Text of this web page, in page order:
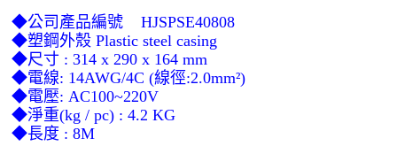
◆公司產品編號 HJSPSE40808
◆塑鋼外殼 Plastic steel casing
◆尺寸 : 314 x 290 x 164 mm
◆電線: 14AWG/4C (線徑:2.0mm²)
◆電壓: AC100~220V
◆淨重(kg / pc) : 4.2 KG
◆長度 : 8M